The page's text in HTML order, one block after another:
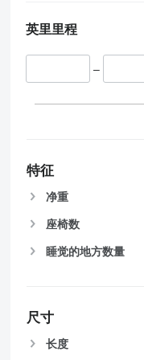
英里里程
–
特征
净重
座椅数
睡觉的地方数量
尺寸
长度